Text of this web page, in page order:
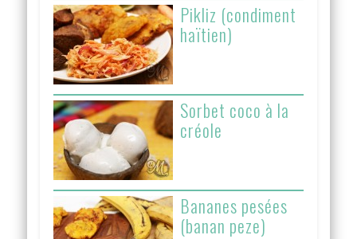
Pikliz (condiment
haïtien)
Sorbet coco à la
créole
Bananes pesées
(banan peze)